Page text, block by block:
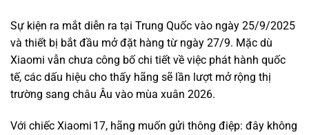
Sự kiện ra mắt diễn ra tại Trung Quốc vào ngày 25/9/2025
và thiết bị bắt đầu mở đặt hàng từ ngày 27/9. Mặc dù
Xiaomi vẫn chưa công bố chi tiết về việc phát hành quốc
tế, các dấu hiệu cho thấy hãng sẽ lần lượt mở rộng thị
trường sang châu Âu vào mùa xuân 2026.
Với chiếc Xiaomi 17, hãng muốn gửi thông điệp: đây không